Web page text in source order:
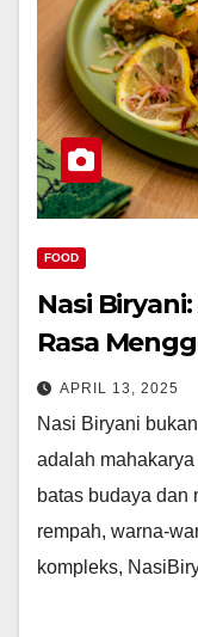
FOOD
Nasi
Rasa
APRIL 13, 2025
Nasi Biryani
adalah
batas budaya dan
rempah, warna-
kompleks,